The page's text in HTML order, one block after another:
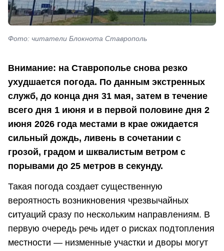
Фото: читатели Блокнота Ставрополь
Внимание: на Ставрополье снова резко
ухудшается погода. По данным экстренных
служб, до конца дня 31 мая, затем в течение
всего дня 1 июня и в первой половине дня 2
июня 2026 года местами в крае ожидается
сильный дождь, ливень в сочетании с
грозой, градом и шквалистым ветром с
порывами до 25 метров в секунду.
Такая погода создает существенную
вероятность возникновения чрезвычайных
ситуаций сразу по нескольким направлениям. В
первую очередь речь идет о рисках подтопления
местности — низменные участки и дворы могут